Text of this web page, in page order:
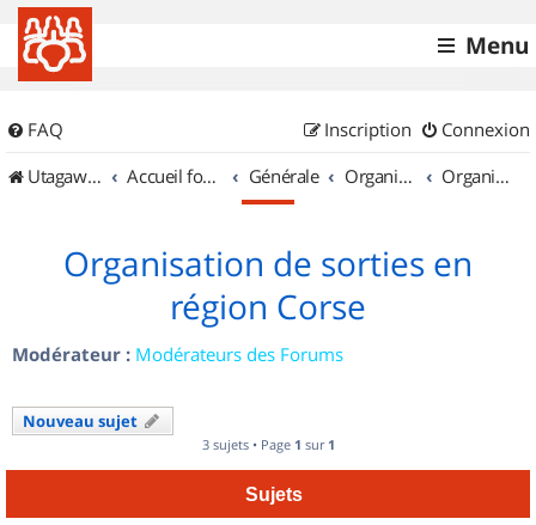
Menu
FAQ Connexion
Inscription
UtagawaVTT (Randos VTT et VTTAE avec traces GPS)
Accueil forum Générale Organisation de sorties & Recherche de partenaires Organisation de sorties en région Corse
Organisation de sorties en
région Corse
Modérateur : Modérateurs des Forums
Nouveau sujet
3 sujets • Page 1 sur 1
Sujets